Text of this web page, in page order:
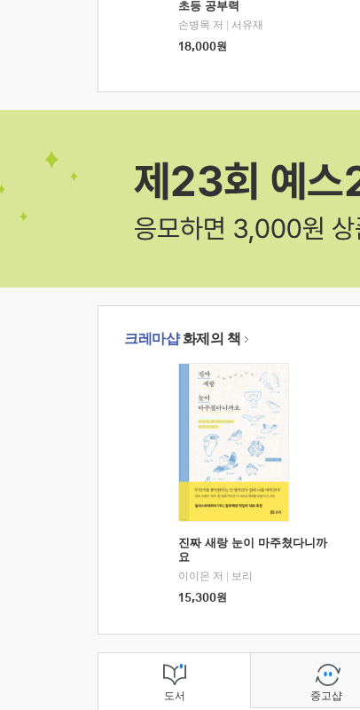
초등 공부력
손병목 저
서유재
18,000원
크레마샵화제의 책
진짜 새랑 눈이 마주쳤다니까
요
이이은 저
보리
15,300원
도서 중고샵